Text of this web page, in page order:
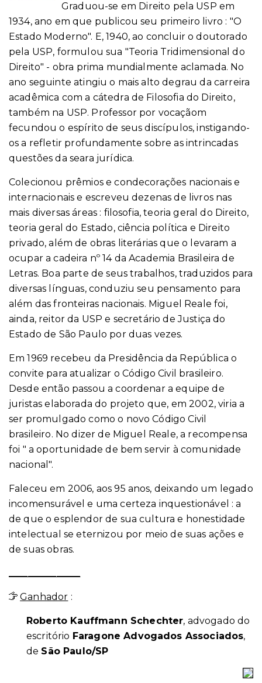
Graduou-se em Direito pela USP em
1934, ano em que publicou seu primeiro livro : "O
Estado Moderno". E, 1940, ao concluir o doutorado
pela USP, formulou sua "Teoria Tridimensional do
Direito" - obra prima mundialmente aclamada. No
ano seguinte atingiu o mais alto degrau da carreira
acadêmica com a cátedra de Filosofia do Direito,
também na USP. Professor por vocaçãom
fecundou o espírito de seus discípulos, instigando-
os a refletir profundamente sobre as intrincadas
questões da seara jurídica.
Colecionou prêmios e condecorações nacionais e
internacionais e escreveu dezenas de livros nas
mais diversas áreas : filosofia, teoria geral do Direito,
teoria geral do Estado, ciência política e Direito
privado, além de obras literárias que o levaram a
ocupar a cadeira nº 14 da Academia Brasileira de
Letras. Boa parte de seus trabalhos, traduzidos para
diversas línguas, conduziu seu pensamento para
além das fronteiras nacionais. Miguel Reale foi,
ainda, reitor da USP e secretário de Justiça do
Estado de São Paulo por duas vezes.
Em 1969 recebeu da Presidência da República o
convite para atualizar o Código Civil brasileiro.
Desde então passou a coordenar a equipe de
juristas elaborada do projeto que, em 2002, viria a
ser promulgado como o novo Código Civil
brasileiro. No dizer de Miguel Reale, a recompensa
foi " a oportunidade de bem servir à comunidade
nacional".
Faleceu em 2006, aos 95 anos, deixando um legado
incomensurável e uma certeza inquestionável : a
de que o esplendor de sua cultura e honestidade
intelectual se eternizou por meio de suas ações e
de suas obras.
Ganhador :
Roberto Kauffmann Schechter, advogado do
escritório Faragone Advogados Associados,
de São Paulo/SP